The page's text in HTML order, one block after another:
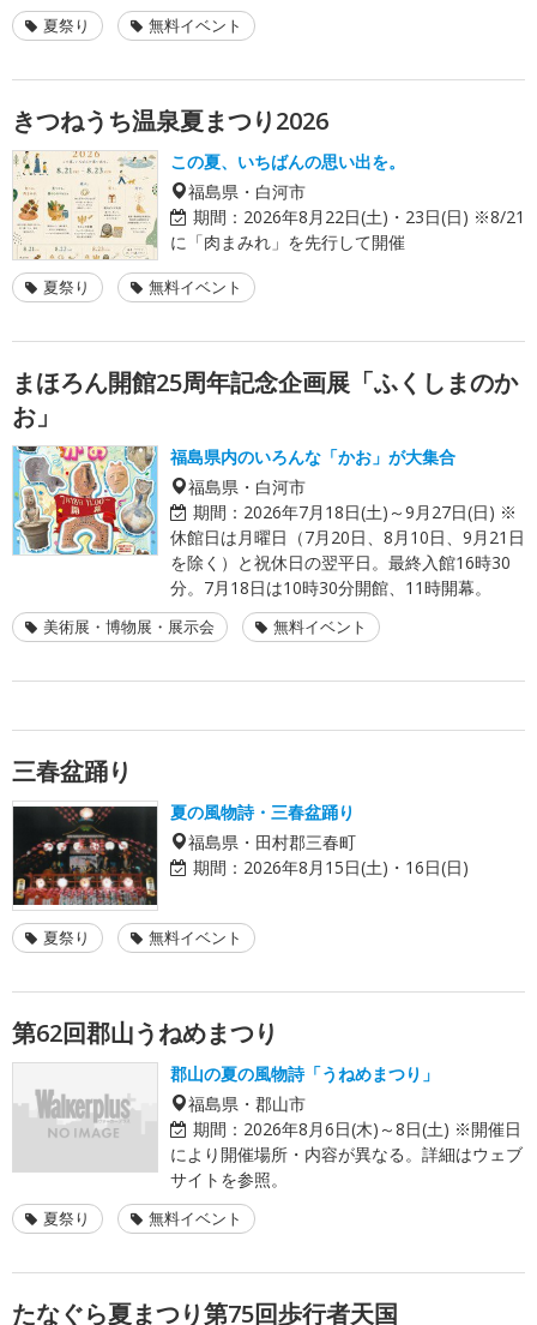
夏祭り 無料イベント
きつねうち温泉夏まつり2026
この夏、いちばんの思い出を。
福島県・白河市
期間： 2026年8月22日(土)・23日(日) ※8/21
に「肉まみれ」を先行して開催
夏祭り 無料イベント
まほろん開館25周年記念企画展「ふくしまのか
お」
福島県内のいろんな「かお」が大集合
福島県・白河市
期間： 2026年7月18日(土)～9月27日(日) ※
休館日は月曜日（7月20日、8月10日、9月21日
を除く）と祝休日の翌平日。最終入館16時30
分。7月18日は10時30分開館、11時開幕。
美術展・博物展・展示会 無料イベント
三春盆踊り
夏の風物詩・三春盆踊り
福島県・田村郡三春町
期間： 2026年8月15日(土)・16日(日)
夏祭り 無料イベント
第62回郡山うねめまつり
郡山の夏の風物詩「うねめまつり」
福島県・郡山市
期間： 2026年8月6日(木)～8日(土) ※開催日
により開催場所・内容が異なる。詳細はウェブ
サイトを参照。
夏祭り 無料イベント
たなぐら夏まつり第75回歩行者天国